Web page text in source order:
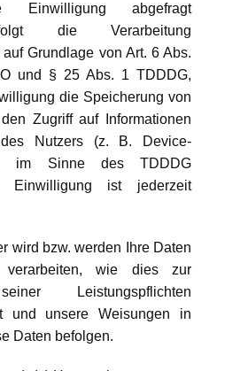
Einwilligung abgefragt
die Verarbeitung
Grundlage von Art. 6 Abs.
und § 25 Abs. 1 TDDDG,
die Speicherung von
Zugriff auf Informationen
Nutzers (z. B. Device-
im Sinne des TDDDG
Einwilligung ist jederzeit
wird bzw. werden Ihre Daten
verarbeiten, wie dies zur
Leistungspflichten
und unsere Weisungen in
Daten befolgen.